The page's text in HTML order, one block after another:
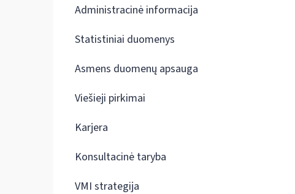
Administracinė informacija
Statistiniai duomenys
Asmens duomenų apsauga
Viešieji pirkimai
Karjera
Konsultacinė taryba
VMI strategija